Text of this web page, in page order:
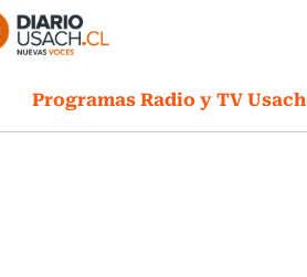
Programas Radio y TV Usach